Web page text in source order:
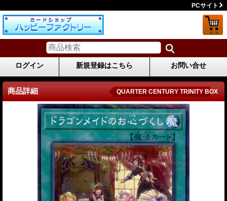
PCサイト
ログイン 新規登録はこちら お問い合せ
商品詳細 QUARTER CENTURY TRINITY BOX